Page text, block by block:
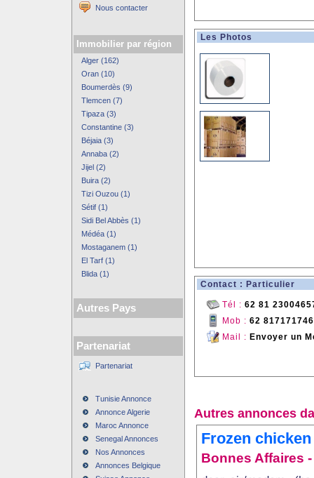
Nous contacter
Immobilier par région
Alger (162)
Oran (10)
Boumerdès (9)
Tlemcen (7)
Tipaza (3)
Constantine (3)
Béjaia (3)
Annaba (2)
Jijel (2)
Buira (2)
Tizi Ouzou (1)
Sétif (1)
Sidi Bel Abbès (1)
Médéa (1)
Mostaganem (1)
El Tarf (1)
Blida (1)
Autres Pays
Partenariat
Partenariat
Tunisie Annonce
Annonce Algerie
Maroc Annonce
Senegal Annonces
Nos Annonces
Annonces Belgique
Les Photos
Contact : Particulier
Tél : 62 81
Mob : 62
Mail : Envoyer un
Autres annonces
Frozen chicken
Bonnes Affaires